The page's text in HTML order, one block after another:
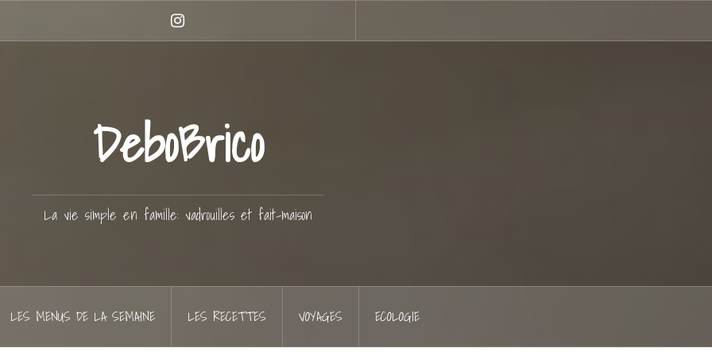
DeboBrico
La vie simple en famille: vadrouilles et fait-maison
LES MENUS DE LA SEMAINE LES RECETTES VOYAGES ECOLOGIE